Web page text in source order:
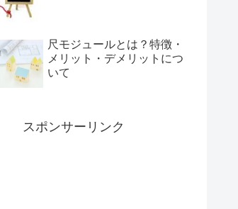
尺モジュールとは？特徴・
メリット・デメリットにつ
いて
スポンサーリンク